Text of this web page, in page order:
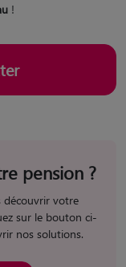
!
pension ?
découvrir votre
sur le bouton ci-
nos solutions.